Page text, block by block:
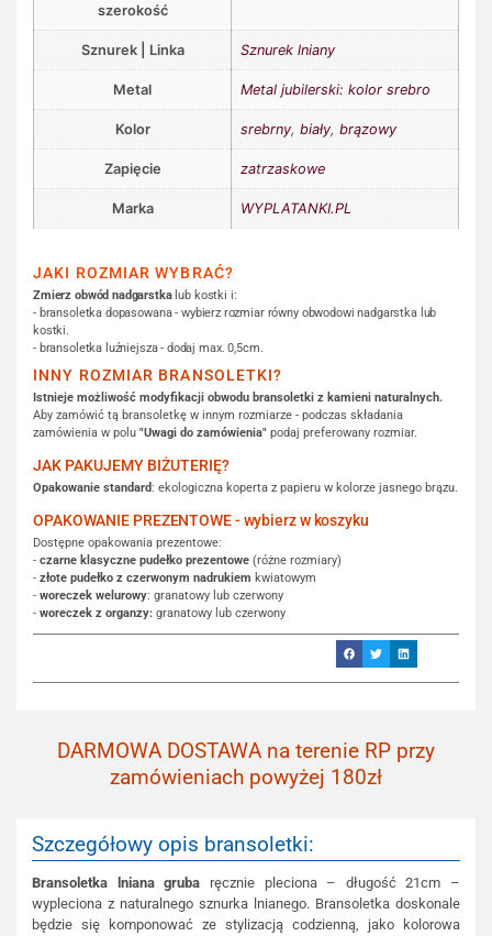
szerokość
Sznurek | Linka Sznurek lniany
Metal Metal jubilerski: kolor srebro
Kolor srebrny, biały, brązowy
Zapięcie zatrzaskowe
Marka WYPLATANKI.PL
JAKI ROZMIAR WYBRAĆ?
Zmierz obwód nadgarstkalub kostki i:
- bransoletka dopasowana - wybierz rozmiar równy obwodowi nadgarstka lub
kostki.
- bransoletka luźniejsza - dodaj max. 0,5cm.
INNY ROZMIAR BRANSOLETKI?
Istnieje możliwość modyfikacji obwodu bransoletki z kamieni naturalnych.
Aby zamówić tą bransoletkę w innym rozmiarze - podczas składania
zamówienia w polu "Uwagi do zamówienia" podaj preferowany rozmiar.
JAK PAKUJEMY BIŻUTERIĘ?
Opakowanie standard: ekologiczna koperta z papieru w kolorze jasnego brązu.
OPAKOWANIE PREZENTOWE - wybierz w koszyku
Dostępne opakowania prezentowe:
- czarne klasyczne pudełko prezentowe (różne rozmiary)
- złote pudełko z czerwonym nadrukiem kwiatowym
- woreczek welurowy: granatowy lub czerwony
- woreczek z organzy: granatowy lub czerwony
DARMOWA DOSTAWA na terenie RP przy
zamówieniach powyżej 180zł
Szczegółowy opis bransoletki:
Bransoletka lniana gruba ręcznie pleciona – długość 21cm –
wypleciona z naturalnego sznurka lnianego. Bransoletka doskonale
będzie się komponować ze stylizacją codzienną, jako kolorowa